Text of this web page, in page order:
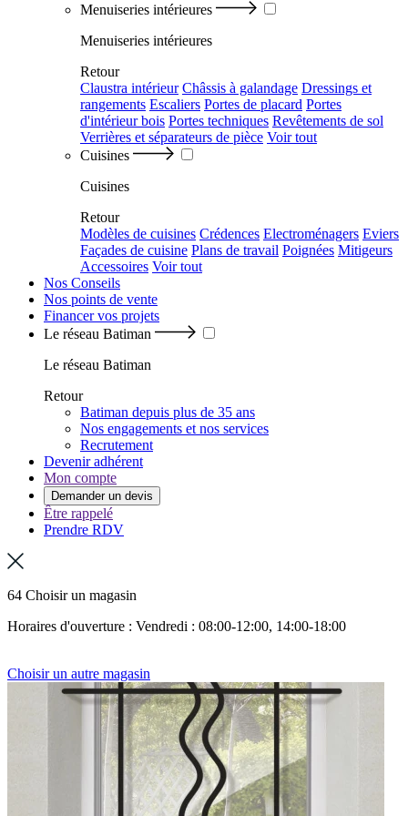
Menuiseries intérieures
Menuiseries intérieures
Retour
Claustra intérieur Châssis à galandage Dressings et
rangements Escaliers Portes de placard Portes
d'intérieur bois Portes techniques Revêtements de sol
Verrières et séparateurs de pièce Voir tout
Cuisines
Cuisines
Retour
Modèles de cuisines Crédences Electroménagers Eviers
Façades de cuisine Plans de travail Poignées Mitigeurs
Accessoires Voir tout
Nos Conseils
Nos points de vente
Financer vos projets
Le réseau Batiman
Le réseau Batiman
Retour
Batiman depuis plus de 35 ans
Nos engagements et nos services
Recrutement
Devenir adhérent
Mon compte
Demander un devis
Être rappelé
Prendre RDV
64 Choisir un magasin
Horaires d'ouverture : Vendredi : 08:00-12:00, 14:00-18:00
Choisir un autre magasin